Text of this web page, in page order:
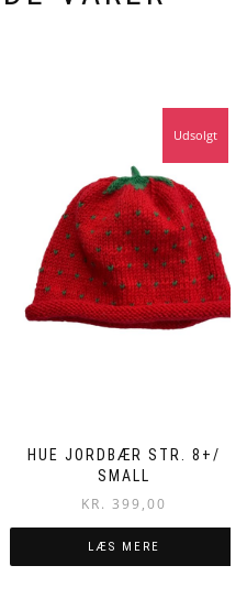
HUE JORDBÆR STR. 8+/
SMALL
KR. 399,00
Udsolgt
LÆS MERE